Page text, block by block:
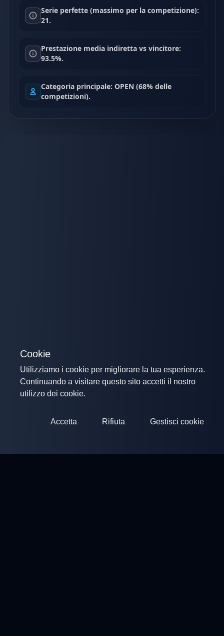
Serie perfette (massimo per la competizione):
21.
Prestazione media indiretta vs vincitore:
93.5%.
Categoria principale: OPEN (68% delle
competizioni).
Cookie
Utilizziamo i cookie per migliorare la tua esperienza.
Continuando a visitare questo sito accetti il nostro
utilizzo dei cookie.
Accetta Rifiuta Gestisci cookie